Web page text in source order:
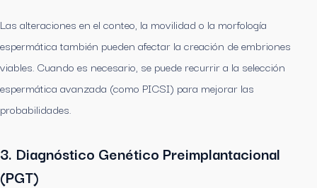
Las alteraciones en el conteo, la movilidad o la morfología
espermática también pueden afectar la creación de embriones
viables. Cuando es necesario, se puede recurrir a la selección
espermática avanzada (como PICSI) para mejorar las
probabilidades.
3. Diagnóstico Genético Preimplantacional
(PGT)